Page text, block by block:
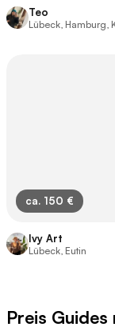
Teo
Lübeck, Hamburg,
ca. 150 €
Ivy Art
Lübeck, Eutin
Preis